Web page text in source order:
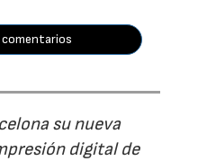
su nueva
digital de